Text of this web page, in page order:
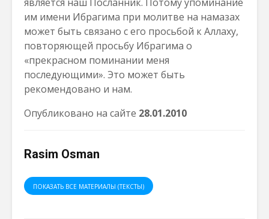
им имени Ибрагима при молитве на намазах
может быть связано с его просьбой к Аллаху,
повторяющей просьбу Ибрагима о
«прекрасном поминании меня
последующими». Это может быть
рекомендовано и нам.
Опубликовано на сайте 28.01.2010
Rasim Osman
ПОКАЗАТЬ ВСЕ МАТЕРИАЛЫ (ТЕКСТЫ)